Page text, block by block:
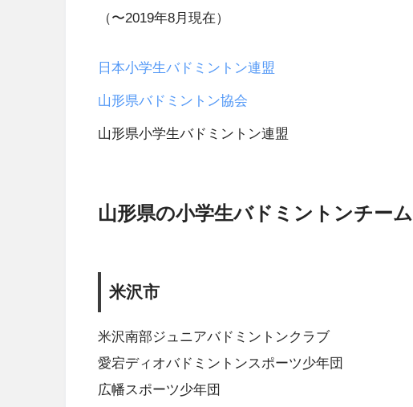
（〜2019年8月現在）
日本小学生バドミントン連盟
山形県バドミントン協会
山形県小学生バドミントン連盟
山形県の小学生バドミントンチーム
米沢市
米沢南部ジュニアバドミントンクラブ
愛宕ディオバドミントンスポーツ少年団
広幡スポーツ少年団